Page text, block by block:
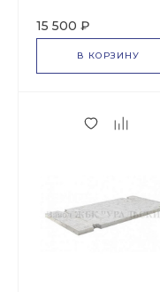
15 500 ₽
В КОРЗИНУ